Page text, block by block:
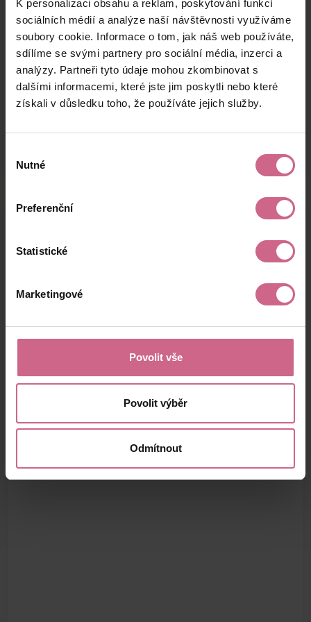
K personalizaci obsahu a reklam, poskytování funkcí
sociálních médií a analýze naší návštěvnosti využíváme
soubory cookie. Informace o tom, jak náš web používáte,
sdílíme se svými partnery pro sociální média, inzerci a
analýzy. Partneři tyto údaje mohou zkombinovat s
dalšími informacemi, které jste jim poskytli nebo které
získali v důsledku toho, že používáte jejich služby.
souhlasu
Nutné
Preferenční
Statistické
Marketingové
Povolit vše
Povolit výběr
Odmítnout
M****
V****
9. 7. 2026
18:50:10
Z****
10 000 Kč
9. 7. 2026
18:48:02
900 Kč
J****
L****
500 Kč
9. 7. 2026
18:43:16
45 Kč
keyboard_arrow_left keyboard_arrow_right